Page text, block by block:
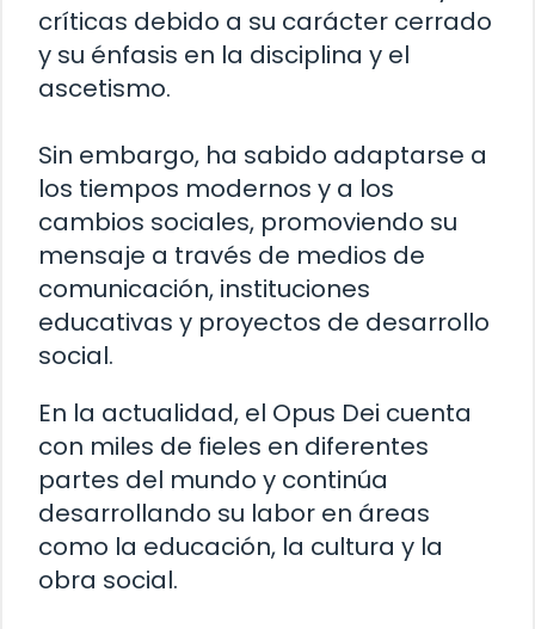
críticas debido a su carácter cerrado
y su énfasis en la disciplina y el
ascetismo.
Sin embargo, ha sabido adaptarse a
los tiempos modernos y a los
cambios sociales, promoviendo su
mensaje a través de medios de
comunicación, instituciones
educativas y proyectos de desarrollo
social.
En la actualidad, el Opus Dei cuenta
con miles de fieles en diferentes
partes del mundo y continúa
desarrollando su labor en áreas
como la educación, la cultura y la
obra social.